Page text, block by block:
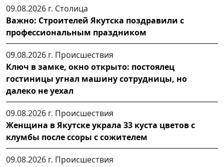
09.08.2026 г. Столица
Важно: Строителей Якутска поздравили с
профессиональным праздником
09.08.2026 г. Происшествия
Ключ в замке, окно открыто: постоялец
гостиницы угнал машину сотрудницы, но
далеко не уехал
09.08.2026 г. Происшествия
Женщина в Якутске украла 33 куста цветов с
клумбы после ссоры с сожителем
09.08.2026 г. Происшествия